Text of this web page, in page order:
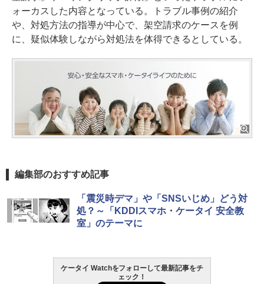
ォーカスした内容となっている。トラブル事例の紹介
や、対処方法の指導が中心で、架空請求のケースを例
に、疑似体験しながら対処法を体得できるとしている。
編集部のおすすめ記事
「震災時デマ」や「SNSいじめ」どう対
処？～「KDDIスマホ・ケータイ 安全教
室」のテーマに
ケータイ Watchをフォローして最新記事をチ
ェック！